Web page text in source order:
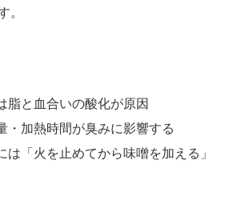
。
脂と血合いの酸化が原因
・加熱時間が臭みに影響する
は「火を止めてから味噌を加える」